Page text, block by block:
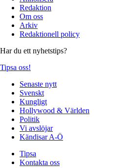
Redaktion
Om oss
Arkiv
Redaktionell policy
Har du ett nyhetstips?
Tipsa oss!
Senaste nytt
Svenskt
Kungligt
Hollywood & Världen
Politik
Vi avslöjar
Kändisar A-Ö
Tipsa
Kontakta oss